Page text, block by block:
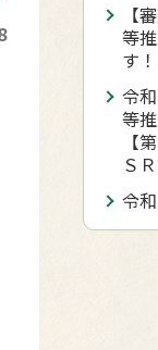
【
等
す！
令
等
【
Ｓ
令